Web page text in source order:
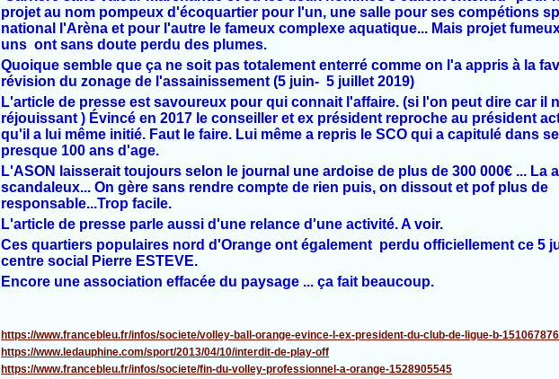
projet au nom pompeux d'écoquartier pour l'un, une salle pour ses compétions
national l'Arèna et pour l'autre le fameux complexe aquatique... Mais projet
uns ont sans doute perdu des plumes.
Quoique semble que ça ne soit pas totalement enterré comme on l'a appris à la
révision du zonage de l'assainissement (5 juin- 5 juillet 2019)
L'article de presse est savoureux pour qui connait l'affaire. (si l'on peut dire car il
réjouissant ) Évincé en 2017 le conseiller et ex président reproche au président
qu'il a lui même initié. Faut le faire. Lui même a repris le SCO qui a capitulé dans
presque 100 ans d'age.
L'ASON laisserait toujours selon le journal une ardoise de plus de 300 000€ ... La
scandaleux... On gère sans rendre compte de rien puis, on dissout et pof plus de
responsable...Trop facile.
L'article de presse parle aussi d'une relance d'une activité. A voir.
Ces quartiers populaires nord d'Orange ont également perdu officiellement ce 5
centre social Pierre ESTEVE.
Encore une association effacée du paysage ... ça fait beaucoup.
https://www.francebleu.fr/infos/societe/volley-ball-orange-evince-l-ex-president-du-club-de-ligue-b-
https://www.ledauphine.com/sport/2013/04/10/interdit-de-play-off
https://www.francebleu.fr/infos/societe/fin-du-volley-professionnel-a-orange-1528905545